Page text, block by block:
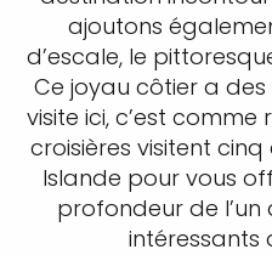
ajoutons
d’escale, le
Ce joyau côtier a des
visite ici, c’est
croisières visitent
Islande pour vous
profondeur de l’un
intéressants